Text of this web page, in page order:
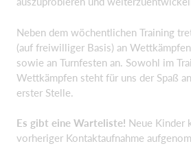
Neben dem wöchentlichen Training
(auf freiwilliger Basis) an
sowie an Turnfesten an. Sowohl im
Wettkämpfen steht für uns der Spaß
erster Stelle.
Es gibt eine Warteliste! Neue Kinder
vorheriger Kontaktaufnahme